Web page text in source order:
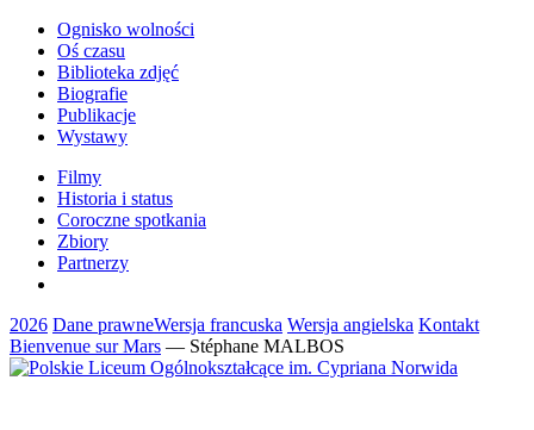
Ognisko wolności
Oś czasu
Biblioteka zdjęć
Biografie
Publikacje
Wystawy
Filmy
Historia i status
Coroczne spotkania
Zbiory
Partnerzy
2026 Dane prawneWersja francuska Wersja angielska Kontakt
Bienvenue sur Mars — Stéphane MALBOS